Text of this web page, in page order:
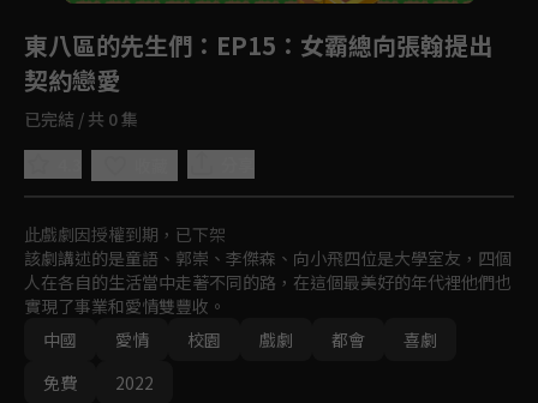
東八區的先生們 ：EP15：女霸總向張翰提出
契約戀愛
已完結 / 共 0 集
此戲劇因授權到期，已下架
該劇講述的是童語、郭崇、李傑森、向小飛四位是大學室友，四個
人在各自的生活當中走著不同的路，在這個最美好的年代裡他們也
實現了事業和愛情雙豐收。
中國
愛情 校園 戲劇 都會
喜劇
免費
2022